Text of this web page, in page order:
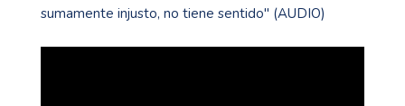
sumamente injusto, no tiene sentido" (AUDIO)